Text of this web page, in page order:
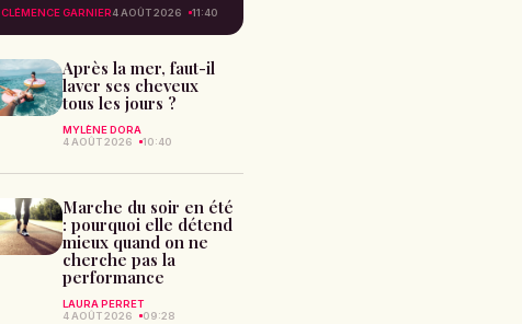
CLÉMENCE GARNIER4 AOÛT 2026 11:40
Après la mer, faut-il
laver ses cheveux
tous les jours ?
MYLÈNE DORA
4 AOÛT 2026
10:40
Marche du soir en été
: pourquoi elle détend
mieux quand on ne
cherche pas la
performance
LAURA PERRET
4 AOÛT 2026
09:28